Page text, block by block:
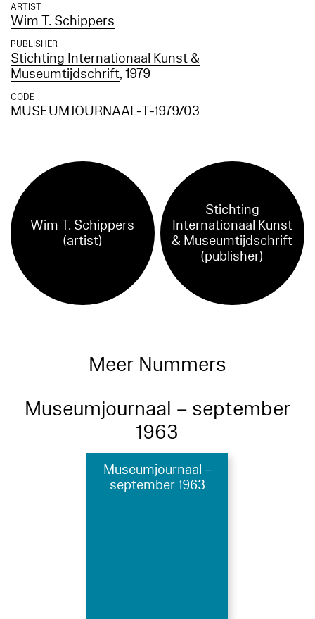
ARTIST
Wim T. Schippers
PUBLISHER
Stichting Internationaal Kunst &
Museumtijdschrift, 1979
CODE
MUSEUMJOURNAAL-T-1979/03
Wim T. Schippers
(artist)
Stichting
Internationaal Kunst
& Museumtijdschrift
(publisher)
Meer Nummers
Museumjournaal – september
1963
Museumjournaal –
september 1963